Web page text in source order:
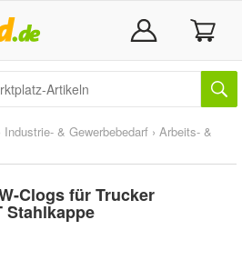
Industrie- & Gewerbebedarf › Arbeits- &
Clogs für Trucker
Stahlkappe